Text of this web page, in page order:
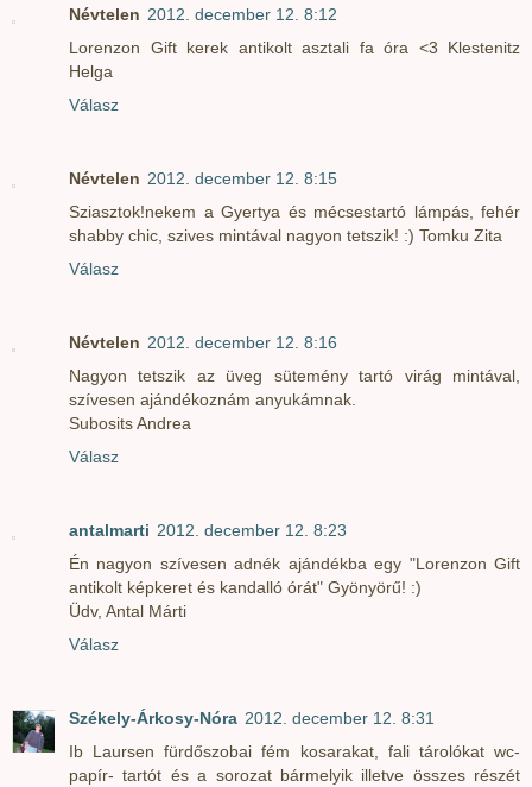
Névtelen 2012. december 12. 8:12
Lorenzon Gift kerek antikolt asztali fa óra <3 Klestenitz
Helga
Válasz
Névtelen 2012. december 12. 8:15
Sziasztok!nekem a Gyertya és mécsestartó lámpás, fehér
shabby chic, szives mintával nagyon tetszik! :) Tomku Zita
Válasz
Névtelen 2012. december 12. 8:16
Nagyon tetszik az üveg sütemény tartó virág mintával,
szívesen ajándékoznám anyukámnak.
Subosits Andrea
Válasz
antalmarti 2012. december 12. 8:23
Én nagyon szívesen adnék ajándékba egy "Lorenzon Gift
antikolt képkeret és kandalló órát" Gyönyörű! :)
Üdv, Antal Márti
Válasz
Székely-Árkosy-Nóra 2012. december 12. 8:31
Ib Laursen fürdőszobai fém kosarakat, fali tárolókat wc-
papír- tartót és a sorozat bármelyik illetve összes részét